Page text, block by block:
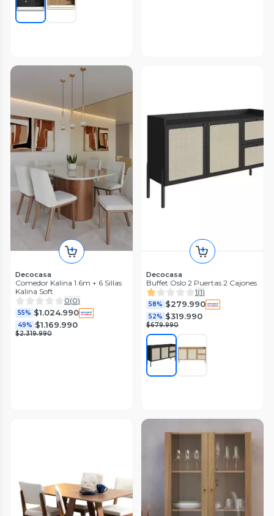
Decocasa
Comedor Kalina 1.6m + 6 Sillas
Kalina Soft
0(0)
55% $1.024.990
49% $1.169.990
$2.319.990
Decocasa
Buffet Oslo 2 Puertas 2 Cajones
1(1)
58% $279.990
52% $319.990
$679.990